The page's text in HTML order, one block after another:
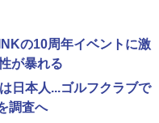
の10周年イベントに激
が暴れる
日本人...ゴルフクラブで
調査へ